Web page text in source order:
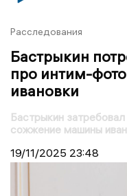
Расследования
Бастрыкин
про интим-
ивановки
Бастрыкин
сожжение машины
19/11/2025 23:48